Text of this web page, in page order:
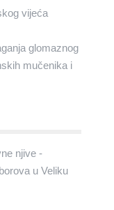
vijeća
glomaznog
mučenika i
njive -
u Veliku